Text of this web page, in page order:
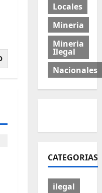
Locales
Mineria
Mineria
Ilegal
Nacionales
CATEGORIAS
ilegal